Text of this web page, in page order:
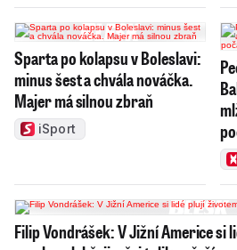
Sparta po kolapsu v Boleslavi:
minus šest a chvála nováčka.
Majer má silnou zbraň
iSport
Filip Vondrášek: V Jižní Americe si